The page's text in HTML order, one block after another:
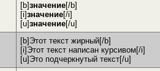
[b]значение[/b]
[i]значение[/i]
[u]значение[/u]
[b]Этот текст жирный[/b]
[i]Этот текст написан курсивом[/i]
[u]Это подчеркнутый текст[/u]